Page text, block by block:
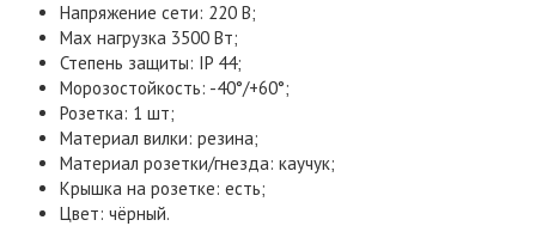
Напряжение сети: 220 В;
Max нагрузка 3500 Вт;
Степень защиты: IP 44;
Морозостойкость: -40°/+60°;
Розетка: 1 шт;
Материал вилки: резина;
Материал розетки/гнезда: каучук;
Крышка на розетке: есть;
Цвет: чёрный.